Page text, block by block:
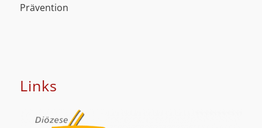
Prävention
Links